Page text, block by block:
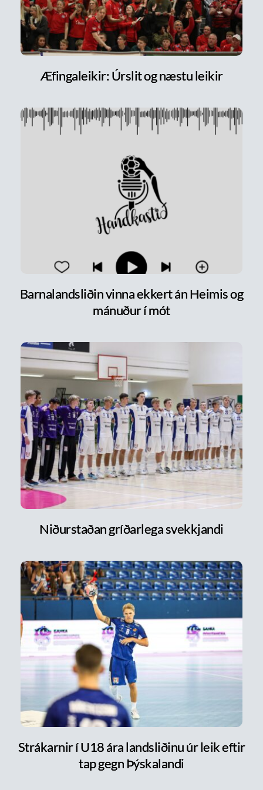
Æfingaleikir: Úrslit og næstu leikir
Barnalandsliðin vinna ekkert án Heimis og
mánuður í mót
Niðurstaðan gríðarlega svekkjandi
Strákarnir í U18 ára landsliðinu úr leik eftir
tap gegn Þýskalandi